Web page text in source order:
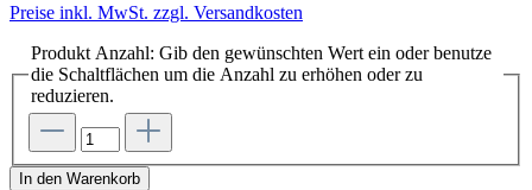
Preise inkl. MwSt. zzgl. Versandkosten
Produkt Anzahl: Gib den gewünschten Wert ein oder benutze
die Schaltflächen um die Anzahl zu erhöhen oder zu
reduzieren.
In den Warenkorb